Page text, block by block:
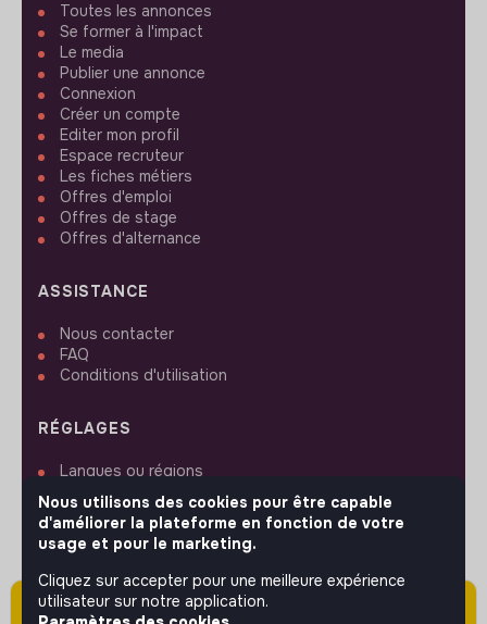
Attention cette annonce a été publiée il y a
Toutes les annonces
Se former à l'impact
Le media
Publier une annonce
Connexion
Créer un compte
Editer mon profil
Espace recruteur
Les fiches métiers
Offres d'emploi
Offres de stage
Offres d'alternance
ASSISTANCE
Nous contacter
FAQ
Conditions d'utilisation
RÉGLAGES
Langues ou régions
Plan du site
Paramètres des cookies
Nous utilisons des cookies pour être capable
d'améliorer la plateforme en fonction de votre
usage et pour le marketing.
Cliquez sur accepter pour une meilleure expérience
utilisateur sur notre application.